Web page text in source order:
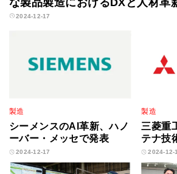
2024-12-17
製造
シーメンスのAI革新、ハノ
ーバー・メッセで発表
2024-12-17
製造
三菱重
テナ技
2024-12-